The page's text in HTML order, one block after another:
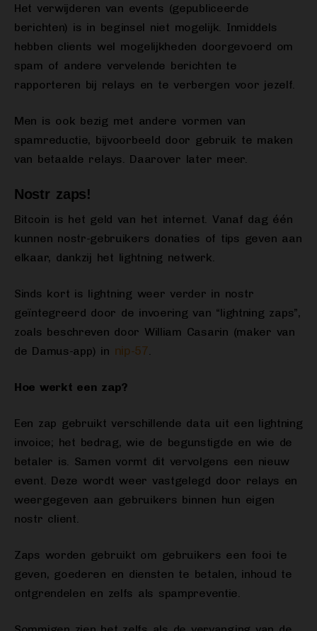
Het verwijderen van events (gepubliceerde
berichten) is in beginsel niet mogelijk. Inmiddels
hebben clients wel mogelijkheden doorgevoerd om
spam of andere vervelende berichten te
rapporteren bij relays en te verbergen voor jezelf.
Men is ook bezig met andere vormen van
spamreductie, bijvoorbeeld door gebruik te maken
van betaalde relays. Daarover later meer.
Nostr zaps!
Bitcoin is het geld van het internet. Vanaf dag één
kunnen nostr-gebruikers donaties of tips geven aan
elkaar, dankzij het lightning netwerk.
Sinds kort is lightning weer verder in nostr
geïntegreerd door de invoering van “lightning zaps”,
zoals beschreven door William Casarin (maker van
de Damus-app) in nip-57
Hoe werkt een zap?
Een zap gebruikt verschillende data uit een lightning
invoice; het bedrag, wie de begunstigde en wie de
betaler is. Samen vormt dit vervolgens een nieuw
event. Deze wordt weer vastgelegd door relays en
weergegeven aan gebruikers binnen hun eigen
nostr client.
Zaps worden gebruikt om gebruikers een fooi te
geven, goederen en diensten te betalen, inhoud te
ontgrendelen en zelfs als spampreventie.